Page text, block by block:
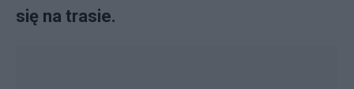
się na trasie.